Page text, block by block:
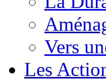
Vers
Les